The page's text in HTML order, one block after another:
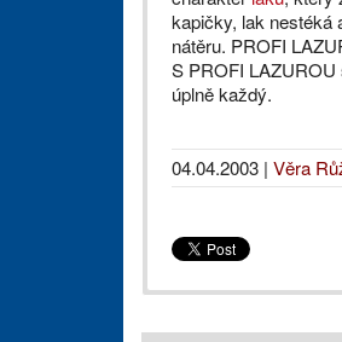
kapičky, lak nestéká
nátěru. PROFI
S PROFI
úplně každý.
04.04.2003 | Věra